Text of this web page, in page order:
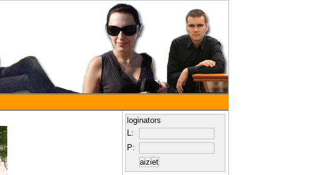
loginators
L:
P: